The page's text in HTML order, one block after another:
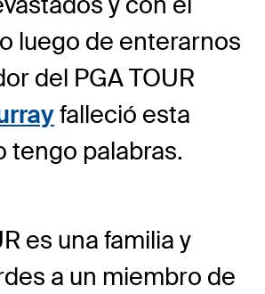
luego de enterarnos
del PGA TOUR
falleció esta
tengo palabras.
es una familia y
a un miembro de